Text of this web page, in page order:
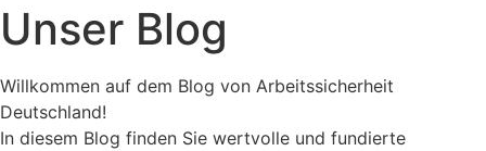
Unser Blog
Willkommen auf dem Blog von Arbeitssicherheit
Deutschland!
In diesem Blog finden Sie wertvolle und fundierte